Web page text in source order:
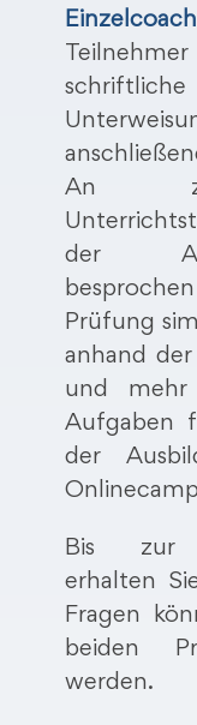
An
der
Prüfung
anhand
und mehr
Aufgaben
der
Bis zur
erhalten
Fragen
beiden
werden.